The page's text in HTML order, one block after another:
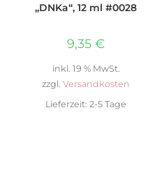
„DNKa“, 12 ml #0028
9,35 €
inkl. 19 % MwSt.
zzgl. Versandkosten
Lieferzeit: 2-5 Tage